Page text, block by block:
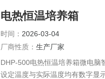
电热恒温培养箱
时间： 2026-03-04
厂商性质： 生产厂家
DHP-500电热恒温培养箱微电脑
设定温度与实际温度均有数字显